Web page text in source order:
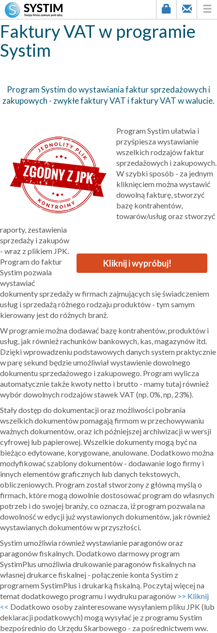
Faktury VAT w programie
Systim
Program Systim do wystawiania faktur sprzedażowych i
zakupowych - zwykłe faktury VAT i faktury VAT w walucie.
Kliknij i wypróbuj!
Program Systim ułatwia i
przyśpiesza wystawianie
wszelkich rodzajów faktur
sprzedażowych i zakupowych.
W szybki sposób - za jednym
kliknięciem można wystawić
dowolną fakturę, stworzyć
bazę kontrahentów,
towarów/usług oraz stworzyć
raporty, zestawienia
sprzedaży i zakupów
- wraz z plikiem JPK.
Program do faktur
Systim pozwala
wystawiać
dokumenty sprzedaży w firmach zajmujących się świadczeniem
usług i sprzedażą różnego rodzaju produktów - tym samym
kierowany jest do różnych branż.
W programie można dodawać bazę kontrahentów, produktów i
usług, jak również rachunków bankowych, kas, magazynów itd.
Dzięki wprowadzeniu podstawowych danych system praktycznie
w parę sekund będzie umożliwiał wystawienie dowolnego
dokumentu sprzedażowego i zakupowego. Program wylicza
automatycznie także kwoty netto i brutto - mamy tutaj również
wybór dowolnych rodzajów stawek VAT (np. 0%, np, 23%).
Stały dostęp do dokumentacji oraz możliwości pobrania
wszelkich dokumentów pomagają firmom w przechowywaniu
ważnych dokumentów, oraz ich późniejszej archiwizacji w wersji
cyfrowej lub papierowej. Wszelkie dokumenty mogą być na
bieżąco edytowane, korygowane, anulowane. Dodatkowo można
modyfikować szablony dokumentów - dodawanie logo firmy i
innych elementów graficznych lub danych tekstowych,
obliczeniowych. Program został stworzony z główną myślą o
firmach, które mogą dowolnie dostosować program do własnych
potrzeb i do swojej branży, co oznacza, iż program pozwala na
dowolność w edycji już wystawionych dokumentów, jak również
wystawianych dokumentów w przyszłości.
Systim umożliwia również wystawianie paragonów oraz
paragonów fiskalnych. Dodatkowo darmowy program
SystimPlus umożliwia drukowanie paragonów fiskalnych na
własnej drukarce fiskalnej - połączenie konta Systim z
programem SystimPlus i drukarką fiskalną. Poczytaj więcej na
temat dodatkowego programu i wydruku paragonów >> Kliknij
<< Dodatkowo osoby zainteresowane wysyłaniem pliku JPK (lub
deklaracji podatkowych) mogą wysyłać je z programu Systim
bezpośrednio do Urzędu Skarbowego - za pośrednictwem ww.